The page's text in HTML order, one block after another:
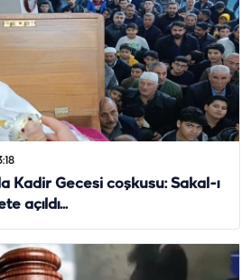
Kadir Gecesi coşkusu: Sakal-ı
açıldı...